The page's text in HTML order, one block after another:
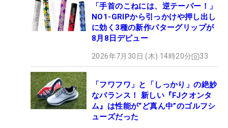
「手首のこねには、逆テーパー！」
NO1-GRIPから引っかけや押し出し
に効く3種の新作パターグリップが
8月8日デビュー
2026年7月30日 (木) 14時20分 33
「フワフワ」と「しっかり」の絶妙
なバランス！ 新しい『FJクオンタ
ム』は性能が“ど真ん中”のゴルフシ
ューズだった